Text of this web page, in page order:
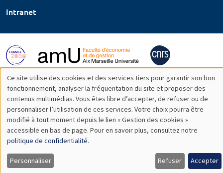
Intranet
Utilisation
des
données
personnelles
et
Ce site utilise des cookies et des services tiers pour garantir son bon
fonctionnement, analyser la fréquentation du site et proposer des
contenus multimédias. Vous êtes libre d’accepter, de refuser ou de
personnaliser l’utilisation de ces services. Votre choix pourra être
modifié à tout moment depuis le lien « Gestion des cookies »
accessible en bas de page. Pour en savoir plus, consultez notre
politique de confidentialité.
Personnaliser Refuser Accepter